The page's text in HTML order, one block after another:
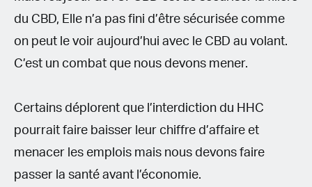
du CBD, Elle n’a pas fini d’être sécurisée comme
on peut le voir aujourd’hui avec le CBD au volant.
C’est un combat que nous devons mener.
Certains déplorent que l’interdiction du HHC
pourrait faire baisser leur chiffre d’affaire et
menacer les emplois mais nous devons faire
passer la santé avant l’économie.